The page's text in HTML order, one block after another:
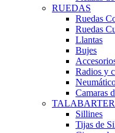
RUEDAS
Ruedas
Ruedas
Llantas
Bujes
Radios y
Camaras
Sillines
Tijas de